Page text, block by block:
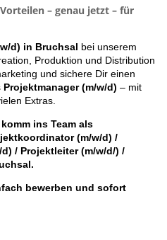
– genau jetzt – für
d) in Bruchsal bei unserem
Produktion und Distribution
und sichere Dir einen
Projektmanager (m/w/d) – mit
Extras.
ins Team als
(m/w/d) /
/ Projektleiter (m/w/d/) /
bewerben und sofort